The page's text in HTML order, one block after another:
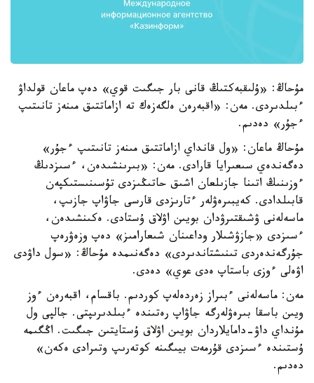
مۇحاڭ: «ۇلىقبەكتىڭ قانى بار جىگىت قوي» دەپ ماعان قولداۋ
ءبىلدىردى. مەن: «اقبەرەن ەلگەزەك تە ازاماتتىق مىنەز تانىتىپ
ءجۇر» دەدىم.
مۇحاڭ ماعان: «ول قانداي ازاماتتىق مىنەز تانىتىپ ءجۇر»
دەگەندەي سىعىرايا قارادى. مەن: «بىرىنشىدەن، ءسىزدىڭ
ءوزىنىڭ اتىنا جازىلعان اشىق حاتىڭىزدى تۇسىنىستىكپەن
قابىلدادى. كەيبىرەۋلەر ءتارىزدى قارسى جاۋاپ جازىپ،
ماسەلەنى ۋشىقتىرۋدان بويىن اۋلاق ۇستادى. ەكىنشىدەن،
ءسىزدى «جازۋشىلار وداعىنان شىعارامىز» دەپ وزەۋرەپ
جۇرگەندەردى تىنىشتاندىردى» دەگەنىمدە مۇحاڭ: «سول داۋدى
اۋەلى ءوزى باستاپ ەدى عوي» دەدى.
مەن: ماسەلەنى ءبىراز زەردەلەپ كوردىم. باقسام، اقبەرەن ءوز
ويىن باسقا بىرەۋلەرگە جاۋاپ رەتىندە ءبىلدىرىپتى. جالپى ول
مۇنداي داۋ-دامايلاردان بويىن اۋلاق ۇستايتىن جىگىت. اڭگىمە
ۇستىندە ءسىزدى قۇرمەت بيىگىنە كوتەرىپ وتىرادى ەكەن»
دەدىم.